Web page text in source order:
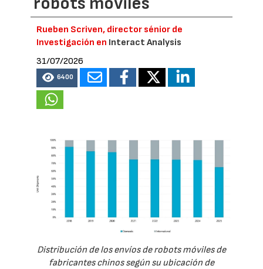
Rueben Scriven, director sénior de
Investigación en Interact Analysis
31/07/2026
6400
Distribución de los envíos de robots móviles de
fabricantes chinos según su ubicación de